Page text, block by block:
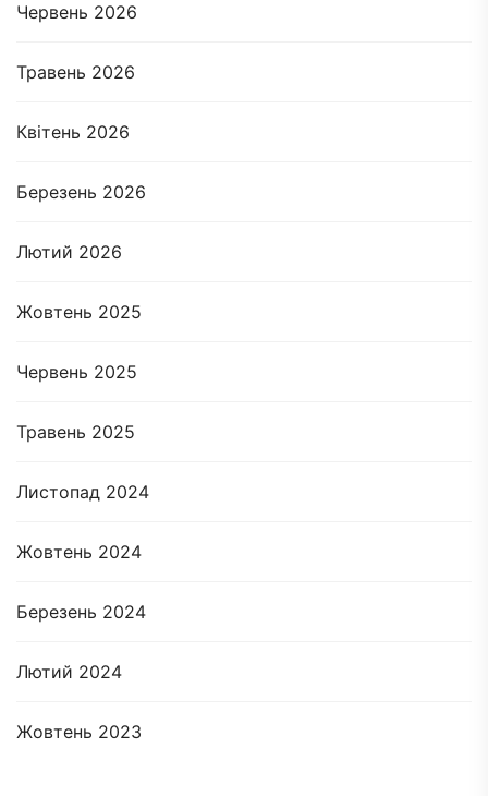
Червень 2026
Травень 2026
Квітень 2026
Березень 2026
Лютий 2026
Жовтень 2025
Червень 2025
Травень 2025
Листопад 2024
Жовтень 2024
Березень 2024
Лютий 2024
Жовтень 2023